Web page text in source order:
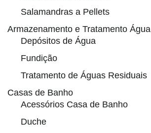
Salamandras a Pellets
Armazenamento e Tratamento Água
Depósitos de Água
Fundição
Tratamento de Águas Residuais
Casas de Banho
Acessórios Casa de Banho
Duche